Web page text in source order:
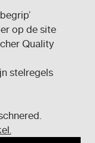
op de site
Quality
stelregels